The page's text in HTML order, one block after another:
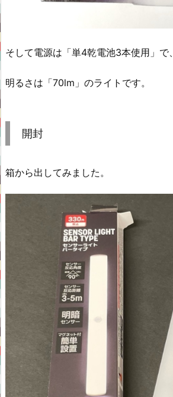
そして電源は「単4乾電池3本使用」で、
明るさは「70lm」のライトです。
開封
箱から出してみました。